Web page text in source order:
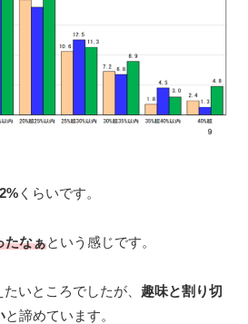
くらいです。
たなぁという感じです。
いところでしたが、 趣味と割り切
と諦めています。